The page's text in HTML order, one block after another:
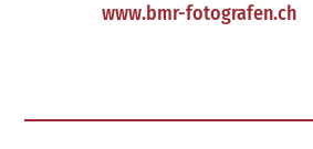
www.bmr-fotografen.ch